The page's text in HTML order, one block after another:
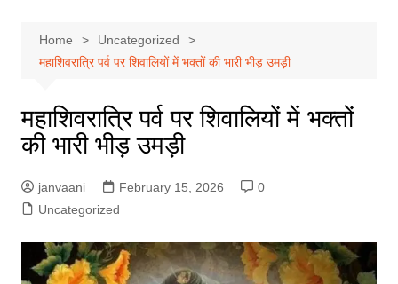
Home
Uncategorized
महाशिवरात्रि पर्व पर शिवालियों में भक्तों की भारी भीड़ उमड़ी
महाशिवरात्रि पर्व पर शिवालियों में भक्तों
की भारी भीड़ उमड़ी
janvaani February 15, 2026
0
Uncategorized